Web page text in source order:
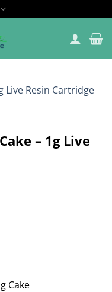
– 1g Live
Cake